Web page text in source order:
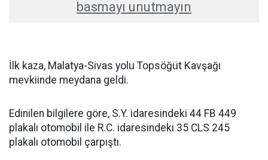
basmayı unutmayın
İlk kaza, Malatya-Sivas yolu Topsöğüt Kavşağı
mevkiinde meydana geldi.
Edinilen bilgilere göre, S.Y. idaresindeki 44 FB 449
plakalı otomobil ile R.C. idaresindeki 35 CLS 245
plakalı otomobil çarpıştı.